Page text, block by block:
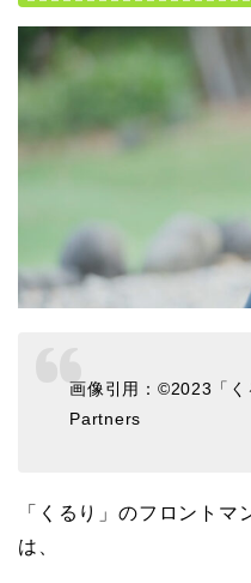
画像引用：©️2023「
Partners
「くるり」のフロント
は、